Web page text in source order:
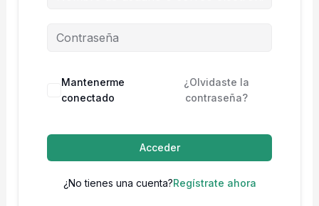
Mantenerme
conectado
¿Olvidaste la
contraseña?
Acceder
¿No tienes una cuenta?Regístrate ahora